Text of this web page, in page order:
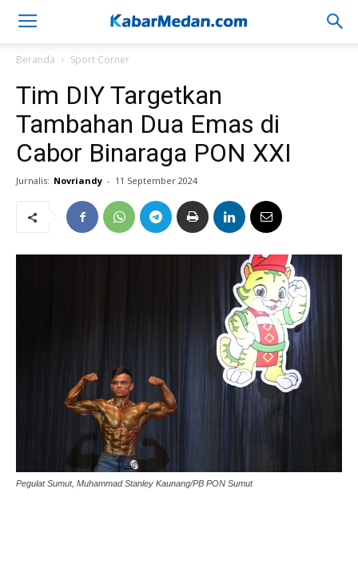
Beranda Sport Corner
Tim DIY Targetkan
Tambahan Dua Emas di
Cabor Binaraga PON XXI
Jurnalis: Novriandy - 11 September 2024
Pegulat Sumut, Muhammad Stanley Kaunang/PB PON Sumut